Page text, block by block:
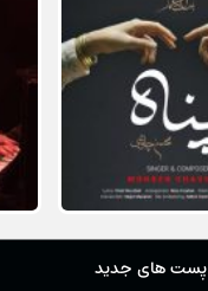
پست های جدید